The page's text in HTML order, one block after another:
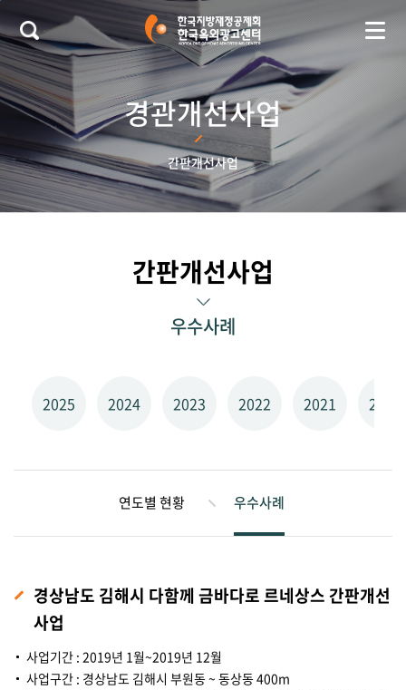
본문 바로가기
경관개선사업
간판개선사업
간판개선사업
우수사례
2025 2024 2023 2022 2021 2020
연도별 현황 우수사례
경상남도 김해시 다함께 금바다로 르네상스 간판개선
사업
사업기간 : 2019년 1월~2019년 12월
사업구간 : 경상남도 김해시 부원동 ~ 동상동 400m